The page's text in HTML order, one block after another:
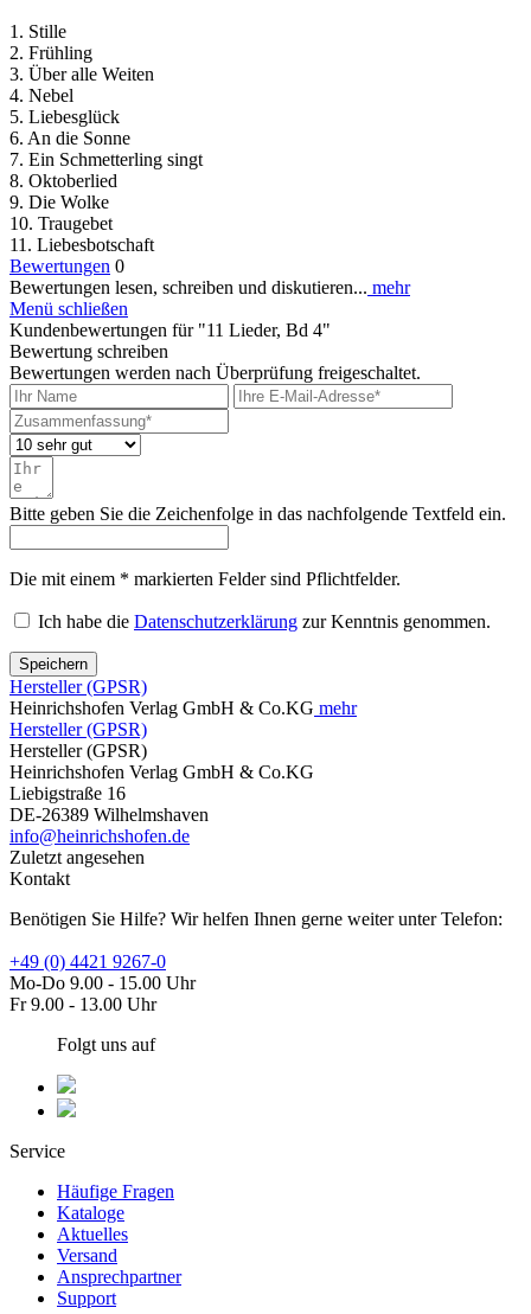
1. Stille
2. Frühling
3. Über alle Weiten
4. Nebel
5. Liebesglück
6. An die Sonne
7. Ein Schmetterling singt
8. Oktoberlied
9. Die Wolke
10. Traugebet
11. Liebesbotschaft
Bewertungen 0
Bewertungen lesen, schreiben und diskutieren... mehr
Menü schließen
Kundenbewertungen für "11 Lieder, Bd 4"
Bewertung schreiben
Bewertungen werden nach Überprüfung freigeschaltet.
Bitte geben Sie die Zeichenfolge in das nachfolgende Textfeld ein.
Die mit einem * markierten Felder sind Pflichtfelder.
Ich habe die Datenschutzerklärung zur Kenntnis genommen.
Speichern
Hersteller (GPSR)
Heinrichshofen Verlag GmbH & Co.KG mehr
Hersteller (GPSR)
Hersteller (GPSR)
Heinrichshofen Verlag GmbH & Co.KG
Liebigstraße 16
DE-26389 Wilhelmshaven
info@heinrichshofen.de
Zuletzt angesehen
Kontakt
Benötigen Sie Hilfe? Wir helfen Ihnen gerne weiter unter Telefon:
+49 (0) 4421 9267-0
Mo-Do 9.00 - 15.00 Uhr
Fr 9.00 - 13.00 Uhr
Folgt uns auf
Service
Häufige Fragen
Kataloge
Aktuelles
Versand
Ansprechpartner
Support